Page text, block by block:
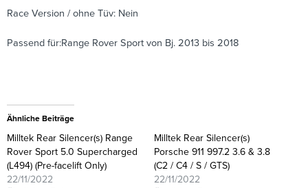
Race Version / ohne Tüv: Nein
Passend für:Range Rover Sport von Bj. 2013 bis 2018
Ähnliche Beiträge
Milltek Rear Silencer(s) Range
Rover Sport 5.0 Supercharged
(L494) (Pre-facelift Only)
22/11/2022
Milltek Rear Silencer(s)
Porsche 911 997.2 3.6 & 3.8
(C2 / C4 / S / GTS)
22/11/2022